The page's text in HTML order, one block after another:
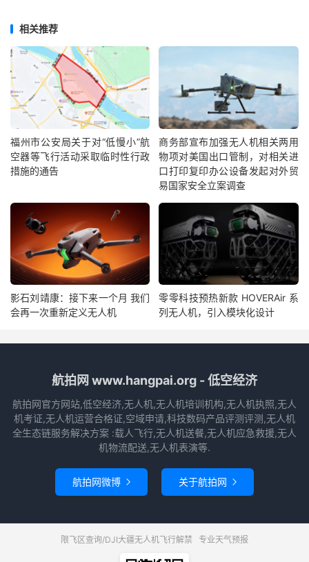
相关推荐
福州市公安局关于对“低慢小”航
空器等飞行活动采取临时性行政
措施的通告
商务部宣布加强无人机相关两用
物项对美国出口管制，对相关进
口打印复印办公设备发起对外贸
易国家安全立案调查
影石刘靖康：接下来一个月 我们
会再一次重新定义无人机
零零科技预热新款 HOVERAir 系
列无人机，引入模块化设计
航拍网 www.hangpai.org - 低空经济
航拍网官方网站,低空经济,无人机,无人机培训机构,无人机执照,无人
机考证,无人机运营合格证,空域申请,科技数码产品评测评测,无人机
全生态链服务解决方案 :载人飞行,无人机送餐,无人机应急救援,无人
机物流配送,无人机表演等.
航拍网微博  关于航拍网 
限飞区查询/DJI大疆无人机飞行解禁 专业天气预报